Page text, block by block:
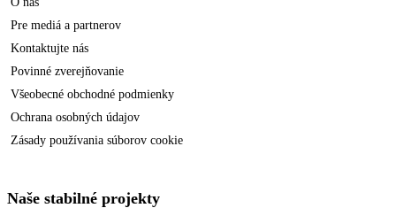
Pre mediá a partnerov
Kontaktujte nás
Povinné zverejňovanie
Všeobecné obchodné podmienky
Ochrana osobných údajov
Zásady používania súborov cookie
Naše stabilné projekty